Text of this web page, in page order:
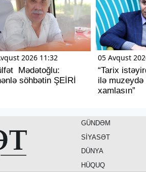
2026 11:32
Mədətoğlu:
söhbətin ŞEİRİ
05 Avqust
“Tarix
ilə muzeydə
xamlasın”
GÜNDƏM
SİYASƏT
DÜNYA
HÜQUQ